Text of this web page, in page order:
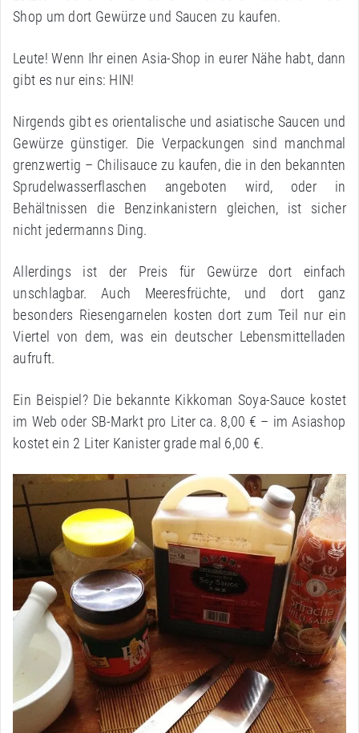
Shop um dort Gewürze und Saucen zu kaufen.
Leute! Wenn Ihr einen Asia-Shop in eurer Nähe habt, dann
gibt es nur eins: HIN!
Nirgends gibt es orientalische und asiatische Saucen und
Gewürze günstiger. Die Verpackungen sind manchmal
grenzwertig – Chilisauce zu kaufen, die in den bekannten
Sprudelwasserflaschen angeboten wird, oder in
Behältnissen die Benzinkanistern gleichen, ist sicher
nicht jedermanns Ding.
Allerdings ist der Preis für Gewürze dort einfach
unschlagbar. Auch Meeresfrüchte, und dort ganz
besonders Riesengarnelen kosten dort zum Teil nur ein
Viertel von dem, was ein deutscher Lebensmittelladen
aufruft.
Ein Beispiel? Die bekannte Kikkoman Soya-Sauce kostet
im Web oder SB-Markt pro Liter ca. 8,00 € – im Asiashop
kostet ein 2 Liter Kanister grade mal 6,00 €.